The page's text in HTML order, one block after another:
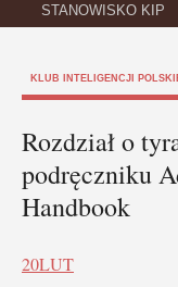
STANOWISKO KIP
KLUB INTELIGENCJI
Rozdział o
podręczniku
Handbook
20LUT